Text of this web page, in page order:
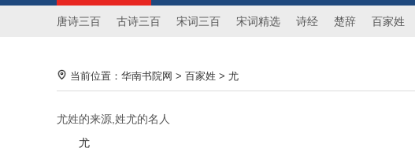
唐诗三百 古诗三百 宋词三百 宋词精选 诗经 楚辞 百家姓
当前位置： 华南书院网 > 百家姓 > 尤
尤姓的来源,姓尤的名人
尤